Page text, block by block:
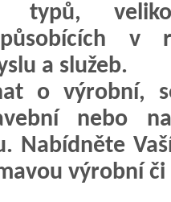
typů,
v
a služeb.
o výrobní,
nebo
Nabídněte
výrobní